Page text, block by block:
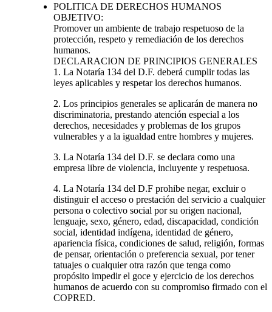
POLITICA DE DERECHOS HUMANOS
OBJETIVO:
Promover un ambiente de trabajo respetuoso de la
protección, respeto y remediación de los derechos
humanos.
DECLARACION DE PRINCIPIOS GENERALES
1. La Notaría 134 del D.F. deberá cumplir todas las
leyes aplicables y respetar los derechos humanos.
2. Los principios generales se aplicarán de manera no
discriminatoria, prestando atención especial a los
derechos, necesidades y problemas de los grupos
vulnerables y a la igualdad entre hombres y mujeres.
3. La Notaría 134 del D.F. se declara como una
empresa libre de violencia, incluyente y respetuosa.
4. La Notaría 134 del D.F prohibe negar, excluir o
distinguir el acceso o prestación del servicio a cualquier
persona o colectivo social por su origen nacional,
lenguaje, sexo, género, edad, discapacidad, condición
social, identidad indígena, identidad de género,
apariencia física, condiciones de salud, religión, formas
de pensar, orientación o preferencia sexual, por tener
tatuajes o cualquier otra razón que tenga como
propósito impedir el goce y ejercicio de los derechos
humanos de acuerdo con su compromiso firmado con el
COPRED.